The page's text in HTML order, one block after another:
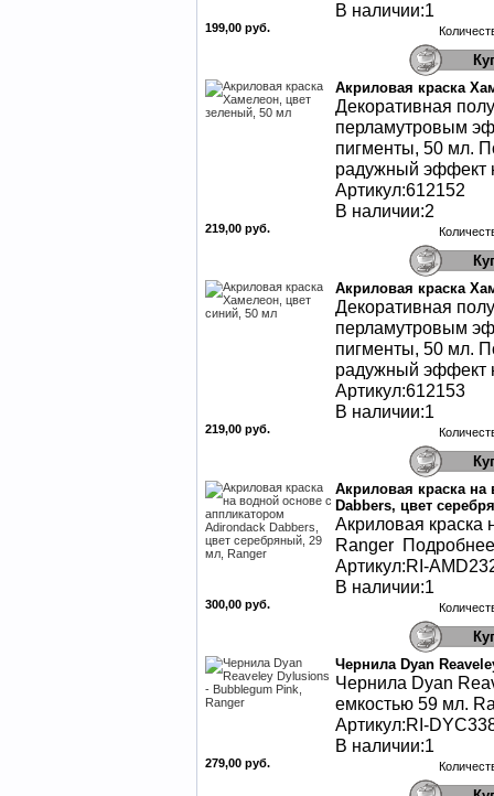
В наличии:1
199,00 руб.
Акриловая краска
Декоративная
перламутровым
пигменты, 50 мл.
радужный эффект
Артикул:612152
В наличии:2
219,00 руб.
Акриловая краска
Декоративная
перламутровым
пигменты, 50 мл.
радужный эффект
Артикул:612153
В наличии:1
219,00 руб.
Акриловая краска
Dabbers, цвет
Акриловая краска
Ranger
Артикул:RI-
В наличии:1
300,00 руб.
Чернила Dyan
Чернила Dyan
емкостью 59 мл.
Артикул:RI-
В наличии:1
279,00 руб.